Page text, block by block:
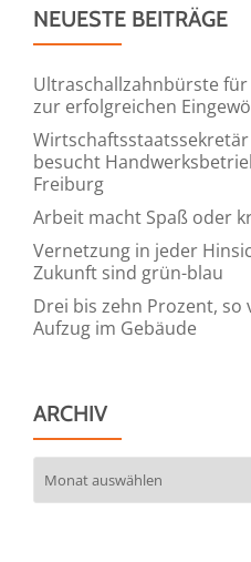
NEUESTE BEITRÄGE
Ultraschallzahnbürste
zur erfolgreichen
besucht
Freiburg
Arbeit macht Spaß oder
Vernetzung in jeder
Zukunft sind grün-blau
Drei bis zehn Prozent,
Aufzug im Gebäude
ARCHIV